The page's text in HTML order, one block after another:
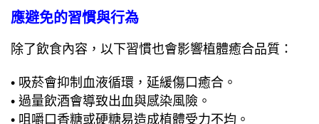
應避免的習慣與行為
除了飲食內容，以下習慣也會影響植體癒合品質：
• 吸菸會抑制血液循環，延緩傷口癒合。
• 過量飲酒會導致出血與感染風險。
• 咀嚼口香糖或硬糖易造成植體受力不均。